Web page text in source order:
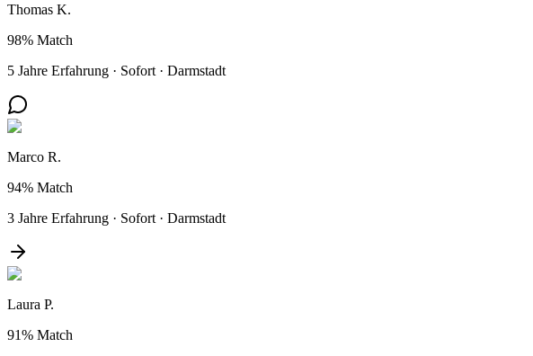
Thomas K.
98% Match
5 Jahre Erfahrung · Sofort · Darmstadt
Marco R.
94% Match
3 Jahre Erfahrung · Sofort · Darmstadt
Laura P.
91% Match